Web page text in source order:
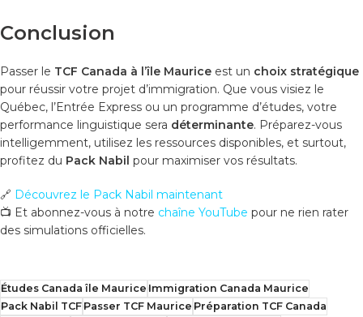
Conclusion
Passer le TCF Canada à l’île Maurice est un choix stratégique
pour réussir votre projet d’immigration. Que vous visiez le
Québec, l’Entrée Express ou un programme d’études, votre
performance linguistique sera déterminante. Préparez-vous
intelligemment, utilisez les ressources disponibles, et surtout,
profitez du Pack Nabil pour maximiser vos résultats.
🔗 Découvrez le Pack Nabil maintenant
📺 Et abonnez-vous à notre chaîne YouTube pour ne rien rater
des simulations officielles.
Études Canada île Maurice Immigration Canada Maurice
Pack Nabil TCFPasser TCF Maurice Préparation TCF Canada